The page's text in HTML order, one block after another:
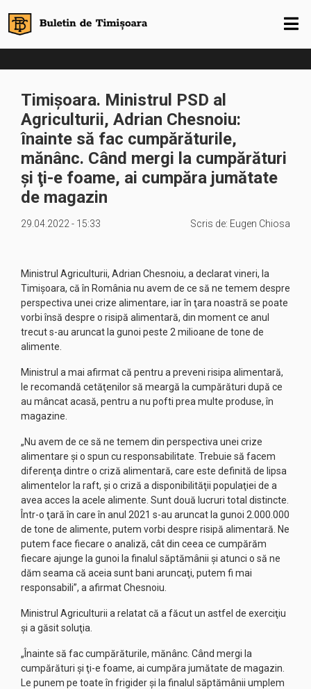
Timișoara. Ministrul PSD al
Agriculturii, Adrian Chesnoiu:
înainte să fac cumpărăturile,
mănânc. Când mergi la cumpărături
şi ţi-e foame, ai cumpăra jumătate
de magazin
29.04.2022 - 15:33 Scris de: Eugen Chiosa
Ministrul Agriculturii, Adrian Chesnoiu, a declarat vineri, la
Timişoara, că în România nu avem de ce să ne temem despre
perspectiva unei crize alimentare, iar în ţara noastră se poate
vorbi însă despre o risipă alimentară, din moment ce anul
trecut s-au aruncat la gunoi peste 2 milioane de tone de
alimente.
Ministrul a mai afirmat că pentru a preveni risipa alimentară,
le recomandă cetăţenilor să meargă la cumpărături după ce
au mâncat acasă, pentru a nu pofti prea multe produse, în
magazine.
„Nu avem de ce să ne temem din perspectiva unei crize
alimentare şi o spun cu responsabilitate. Trebuie să facem
diferenţa dintre o criză alimentară, care este definită de lipsa
alimentelor la raft, şi o criză a disponibilităţii populaţiei de a
avea acces la acele alimente. Sunt două lucruri total distincte.
Într-o ţară în care în anul 2021 s-au aruncat la gunoi 2.000.000
de tone de alimente, putem vorbi despre risipă alimentară. Ne
putem face fiecare o analiză, cât din ceea ce cumpărăm
fiecare ajunge la gunoi la finalul săptămânii şi atunci o să ne
dăm seama că aceia sunt bani aruncaţi, putem fi mai
responsabili”, a afirmat Chesnoiu.
Ministrul Agriculturii a relatat că a făcut un astfel de exerciţiu
şi a găsit soluţia.
„Înainte să fac cumpărăturile, mănânc. Când mergi la
cumpărături şi ţi-e foame, ai cumpăra jumătate de magazin.
Le punem pe toate în frigider şi la finalul săptămânii umplem